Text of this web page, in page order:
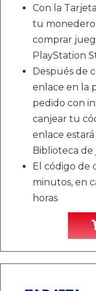
Con la
tu monedero
comprar
PlayStation
Después de
enlace en la
pedido con
canjear tu
enlace
Biblioteca de
El código de
minutos, en
horas